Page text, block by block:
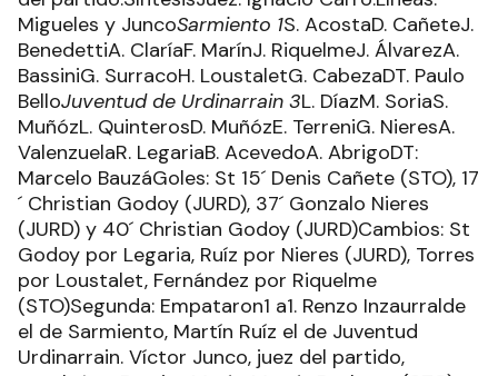
Migueles y JuncoSarmiento 1S. AcostaD. CañeteJ.
BenedettiA. ClaríaF. MarínJ. RiquelmeJ. ÁlvarezA.
BassiniG. SurracoH. LoustaletG. CabezaDT. Paulo
BelloJuventud de Urdinarrain 3L. DíazM. SoriaS.
MuñózL. QuinterosD. MuñózE. TerreniG. NieresA.
ValenzuelaR. LegariaB. AcevedoA. AbrigoDT:
Marcelo BauzáGoles: St 15´ Denis Cañete (STO), 17
´ Christian Godoy (JURD), 37´ Gonzalo Nieres
(JURD) y 40´ Christian Godoy (JURD)Cambios: St
Godoy por Legaria, Ruíz por Nieres (JURD), Torres
por Loustalet, Fernández por Riquelme
(STO)Segunda: Empataron1 a1. Renzo Inzaurralde
el de Sarmiento, Martín Ruíz el de Juventud
Urdinarrain. Víctor Junco, juez del partido,